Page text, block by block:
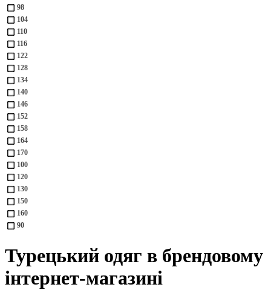
98
104
110
116
122
128
134
140
146
152
158
164
170
100
120
130
150
160
90
Турецький одяг в брендовому
інтернет-магазині